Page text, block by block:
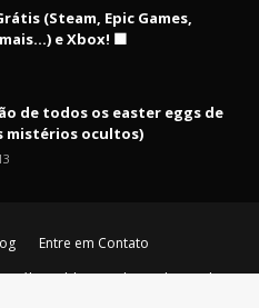
(Steam, Epic Games,
e Xbox! 🟩
de todos os easter eggs de
mistérios ocultos)
Entre em Contato
O último blog nerd vivo da era de